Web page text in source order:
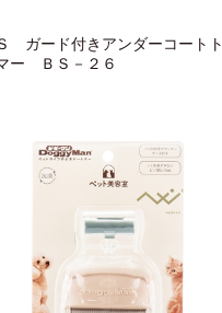
ガード付きアンダーコートト
ー ＢＳ－２６